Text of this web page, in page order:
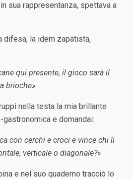
sua rappresentanza, spettava a
difesa, la idem zapatista,
qui presente, il gioco sarà il
brioche».
nella testa la mia brillante
e domandai:
con cerchi e croci e vince chi li
verticale o diagonale?»
e nel suo quaderno tracciò lo